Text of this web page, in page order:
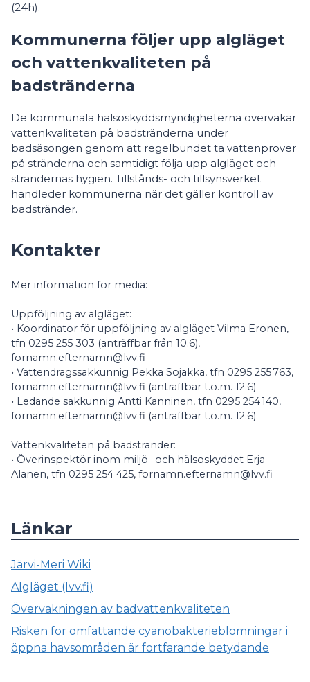
(24h).
Kommunerna följer upp algläget
och vattenkvaliteten på
badstränderna
De kommunala hälsoskyddsmyndigheterna övervakar
vattenkvaliteten på badstränderna under
badsäsongen genom att regelbundet ta vattenprover
på stränderna och samtidigt följa upp algläget och
strändernas hygien. Tillstånds- och tillsynsverket
handleder kommunerna när det gäller kontroll av
badstränder.
Kontakter
Mer information för media:
Uppföljning av algläget:
• Koordinator för uppföljning av algläget Vilma Eronen,
tfn 0295 255 303 (anträffbar från 10.6),
fornamn.efternamn@lvv.fi
• Vattendragssakkunnig Pekka Sojakka, tfn 0295 255 763,
fornamn.efternamn@lvv.fi (anträffbar t.o.m. 12.6)
• Ledande sakkunnig Antti Kanninen, tfn 0295 254 140,
fornamn.efternamn@lvv.fi (anträffbar t.o.m. 12.6)
Vattenkvaliteten på badstränder:
• Överinspektör inom miljö- och hälsoskyddet Erja
Alanen, tfn 0295 254 425, fornamn.efternamn@lvv.fi
Länkar
Järvi-Meri Wiki
Algläget (lvv.fi)
Övervakningen av badvattenkvaliteten
Risken för omfattande cyanobakterieblomningar i
öppna havsområden är fortfarande betydande